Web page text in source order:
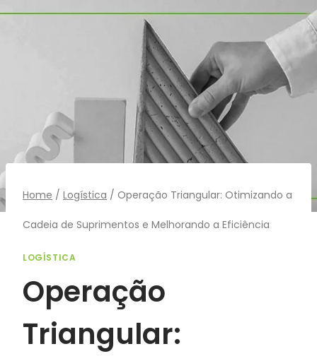
Pular
Home / Logística / Operação Triangular: Otimizando a
Cadeia de Suprimentos e Melhorando a Eficiência
LOGÍSTICA
Operação
Triangular: